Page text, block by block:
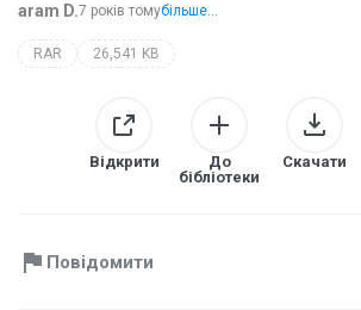
aram D.7 років томубільше...
RAR 26,541 KB
Відкрити
До
бібліотеки
Скачати
Повідомити